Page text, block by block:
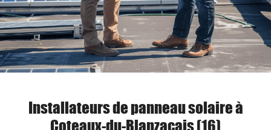
Installateurs de panneau solaire à
Coteaux-du-Blanzacais (16)